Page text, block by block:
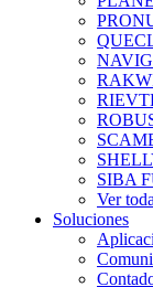
SIBA
Ver
Soluciones